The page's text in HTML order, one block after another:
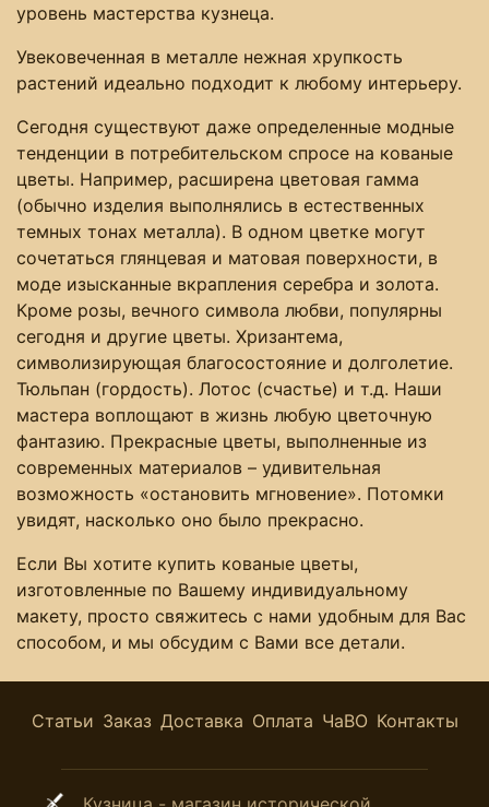
уровень мастерства кузнеца.
Увековеченная в металле нежная хрупкость
растений идеально подходит к любому интерьеру.
Сегодня существуют даже определенные модные
тенденции в потребительском спросе на кованые
цветы. Например, расширена цветовая гамма
(обычно изделия выполнялись в естественных
темных тонах металла). В одном цветке могут
сочетаться глянцевая и матовая поверхности, в
моде изысканные вкрапления серебра и золота.
Кроме розы, вечного символа любви, популярны
сегодня и другие цветы. Хризантема,
символизирующая благосостояние и долголетие.
Тюльпан (гордость). Лотос (счастье) и т.д. Наши
мастера воплощают в жизнь любую цветочную
фантазию. Прекрасные цветы, выполненные из
современных материалов – удивительная
возможность «остановить мгновение». Потомки
увидят, насколько оно было прекрасно.
Если Вы хотите купить кованые цветы,
изготовленные по Вашему индивидуальному
макету, просто свяжитесь с нами удобным для Вас
способом, и мы обсудим с Вами все детали.
Статьи Заказ Доставка Оплата ЧаВО Контакты